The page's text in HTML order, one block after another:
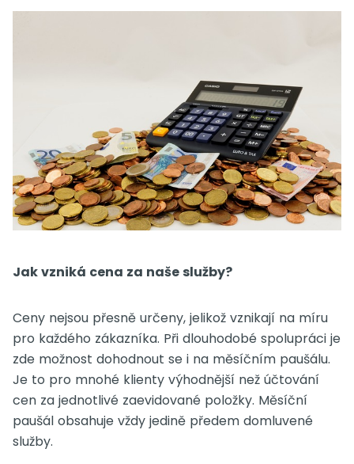
Jak vzniká cena za naše služby?
Ceny nejsou přesně určeny, jelikož vznikají na míru
pro každého zákazníka. Při dlouhodobé spolupráci je
zde možnost dohodnout se i na měsíčním paušálu.
Je to pro mnohé klienty výhodnější než účtování
cen za jednotlivé zaevidované položky. Měsíční
paušál obsahuje vždy jedině předem domluvené
služby.